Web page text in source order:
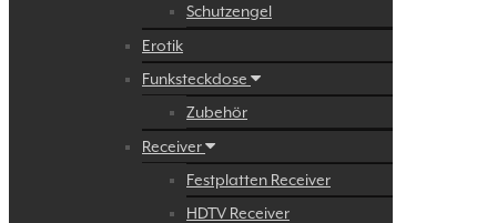
Schutzengel
Erotik
Funksteckdose
Zubehör
Receiver
Festplatten Receiver
HDTV Receiver